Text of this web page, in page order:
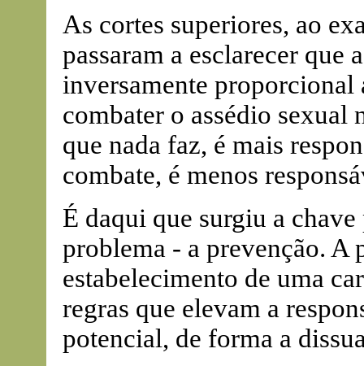
As cortes superiores, ao
passaram a esclarecer que
inversamente proporcional
combater o assédio sexual
que nada faz, é mais
combate, é menos
É daqui que surgiu a
problema - a prevenção. A
estabelecimento de uma
regras que elevam a
potencial, de forma a